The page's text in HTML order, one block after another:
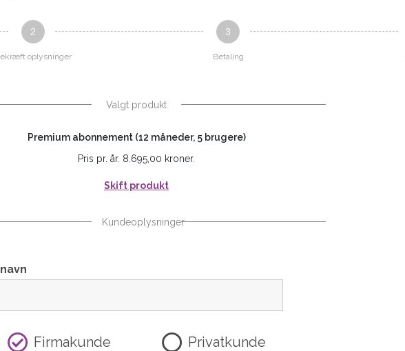
2
oplysninger
3
Betaling
Valgt produkt
Premium abonnement (12 måneder, 5 brugere)
Pris pr. år. 8.695,00 kroner.
Skift produkt
Kundeoplysninger
Firmakunde Privatkunde